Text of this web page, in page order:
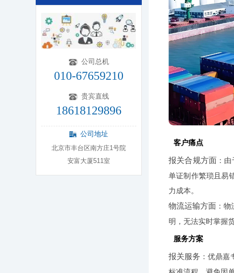
公司总机
010-67659210
贵宾直线
18618129896
公司地址
北京市丰台区南方庄1号院
安富大厦511室
客户痛点
报关合规方面 ：
单证制作繁琐且易
力成本。
物流运输方面 ：
明，无法实时掌握
服务方案
报关服务 ：优鼎